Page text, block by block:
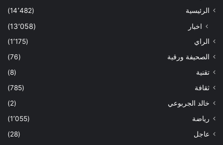
الرئيسية
(14٬482)
اخبار (13٬058)
الراي
(1٬175)
الصحيفة ورقية
(76)
تقنية
(8)
ثقافة
(785)
خالد الجربوعي
(2)
رياضة
(1٬055)
عاجل
(28)